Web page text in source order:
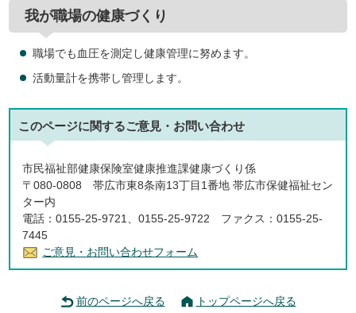
我が職場の健康づくり
職場でも血圧を測定し健康管理に努めます。
活動量計を携帯し管理します。
このページに関するご意見・お問い合わせ
市民福祉部健康保険室健康推進課健康づくり係
〒080-0808 帯広市東8条南13丁目1番地 帯広市保健福祉セン
ター内
電話：0155-25-9721、0155-25-9722 ファクス：0155-25-
7445
ご意見・お問い合わせフォーム
前のページへ戻る トップページへ戻る